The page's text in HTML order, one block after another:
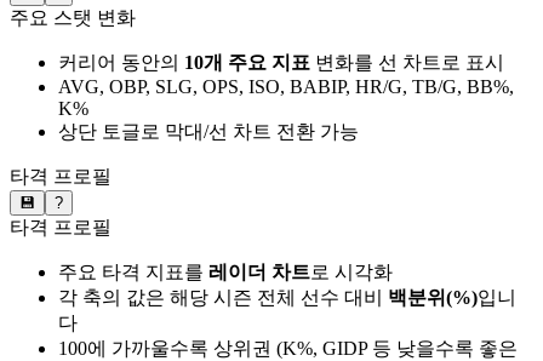
주요 스탯 변화
커리어 동안의 10개 주요 지표 변화를 선 차트로 표시
AVG, OBP, SLG, OPS, ISO, BABIP, HR/G, TB/G, BB%,
K%
상단 토글로 막대/선 차트 전환 가능
타격 프로필
💾 ?
타격 프로필
주요 타격 지표를 레이더 차트로 시각화
각 축의 값은 해당 시즌 전체 선수 대비 백분위(%)입니
다
100에 가까울수록 상위권 (K%, GIDP 등 낮을수록 좋은